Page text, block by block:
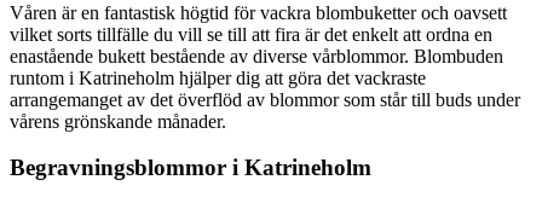
Våren är en fantastisk högtid för vackra blombuketter och oavsett
vilket sorts tillfälle du vill se till att fira är det enkelt att ordna en
enastående bukett bestående av diverse vårblommor. Blombuden
runtom i Katrineholm hjälper dig att göra det vackraste
arrangemanget av det överflöd av blommor som står till buds under
vårens grönskande månader.
Begravningsblommor i Katrineholm